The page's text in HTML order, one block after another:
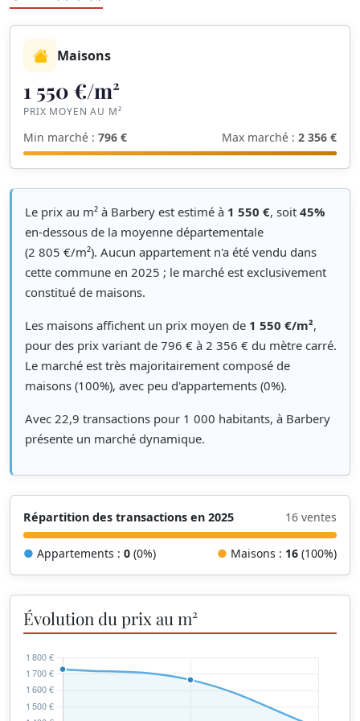
Maisons
1 550 €/m²
PRIX MOYEN AU M²
Min marché : 796 € Max marché : 2 356 €
Le prix au m² à Barbery est estimé à 1 550 €, soit 45%
en-dessous de la moyenne départementale
(2 805 €/m²). Aucun appartement n'a été vendu dans
cette commune en 2025 ; le marché est exclusivement
constitué de maisons.
Les maisons affichent un prix moyen de 1 550 €/m²,
pour des prix variant de 796 € à 2 356 € du mètre carré.
Le marché est très majoritairement composé de
maisons (100%), avec peu d'appartements (0%).
Avec 22,9 transactions pour 1 000 habitants, à Barbery
présente un marché dynamique.
Répartition des transactions en 2025 16 ventes
● Appartements : 0 (0%) ● Maisons : 16 (100%)
Évolution du prix au m²